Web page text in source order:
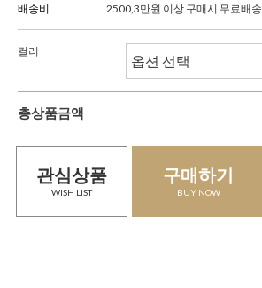
배송비 2500,3만원 이상 구매시 무료배송
컬러
총상품금액
관심상품
WISH LIST
구매하기
BUY NOW